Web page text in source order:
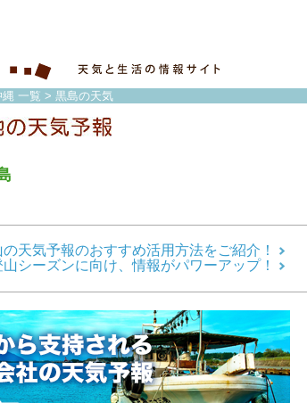
一覧 > 黒島の天気
天気予報のおすすめ活用方法をご紹介！
シーズンに向け、情報がパワーアップ！